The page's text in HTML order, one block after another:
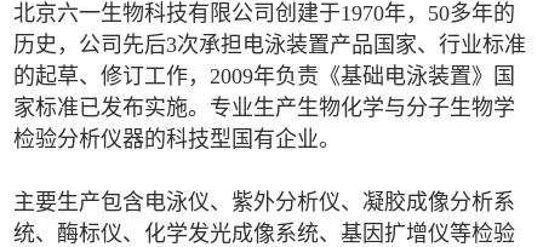
北京六一生物科技有限公司创建于1970年，50多年的
历史，公司先后3次承担电泳装置产品国家、行业标准
的起草、修订工作，2009年负责《基础电泳装置》国
家标准已发布实施。专业生产生物化学与分子生物学
检验分析仪器的科技型国有企业。
主要生产包含电泳仪、紫外分析仪、凝胶成像分析系
统、酶标仪、化学发光成像系统、基因扩增仪等检验